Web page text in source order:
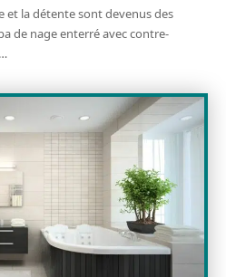
et la détente sont devenus des
de nage enterré avec contre-
…